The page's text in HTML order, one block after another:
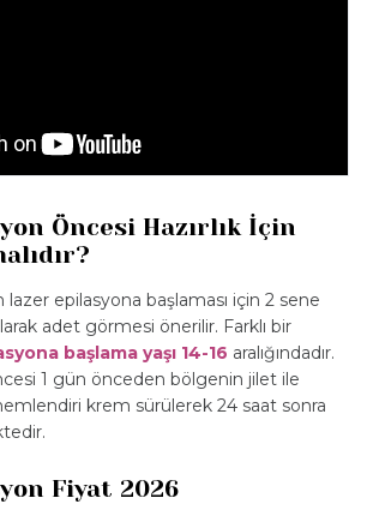
Öncesi Hazırlık İçin
lazer epilasyona başlaması için 2 sene
adet görmesi önerilir. Farklı bir
başlama yaşı 14-16 aralığındadır.
1 gün önceden bölgenin jilet ile
krem sürülerek 24 saat sonra
Fiyat 2026